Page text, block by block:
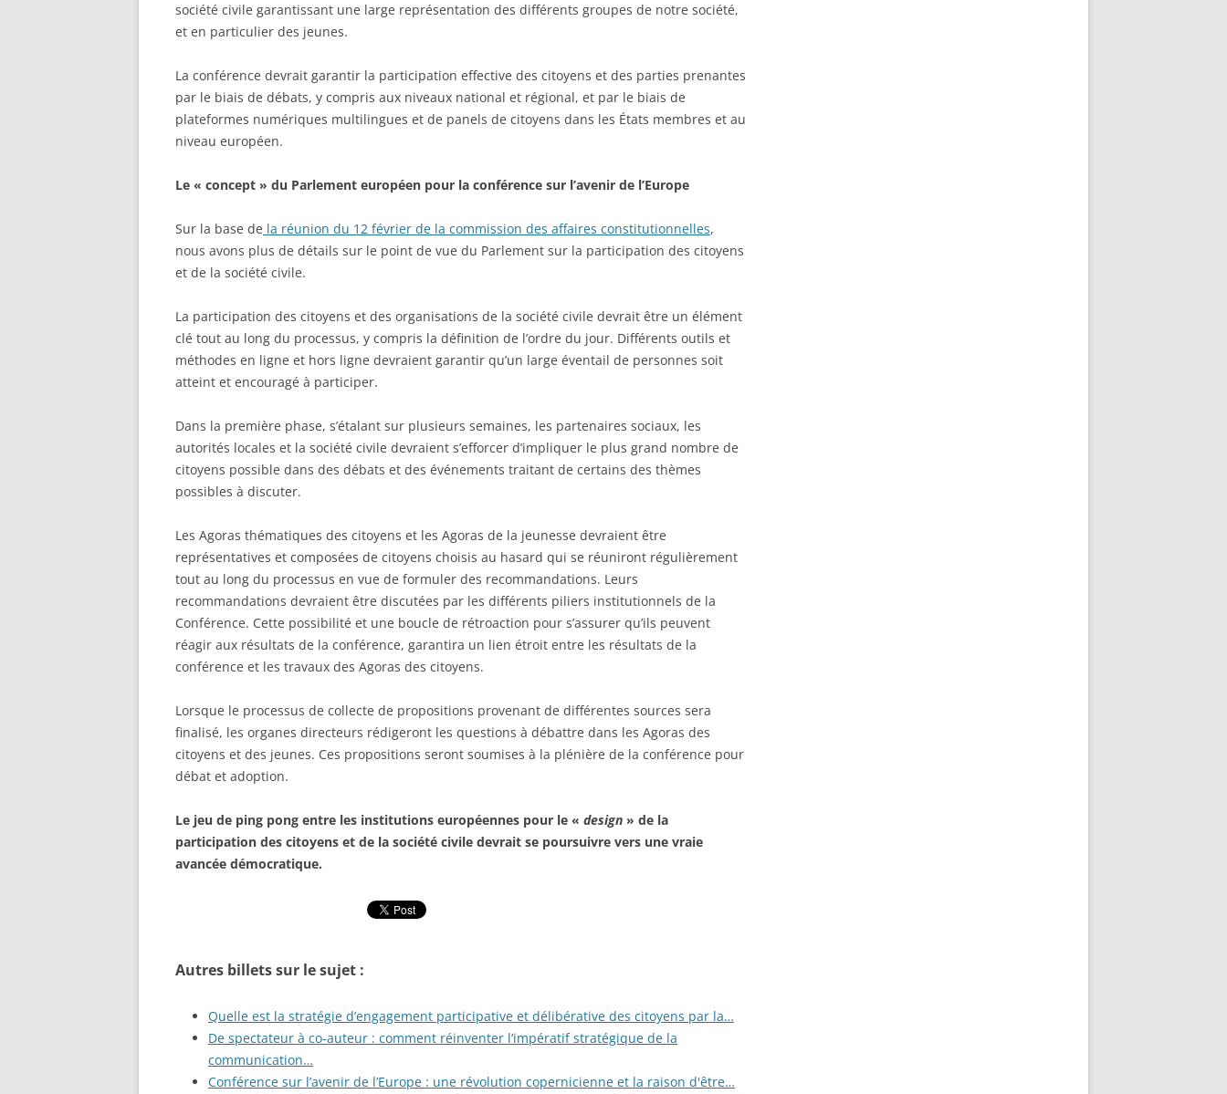
société civile garantissant une large représentation des différents groupes de notre société,
et en particulier des jeunes.
La conférence devrait garantir la participation effective des citoyens et des parties prenantes
par le biais de débats, y compris aux niveaux national et régional, et par le biais de
plateformes numériques multilingues et de panels de citoyens dans les États membres et au
niveau européen.
Le « concept » du Parlement européen pour la conférence sur l’avenir de l’Europe
Sur la base de la réunion du 12 février de la commission des affaires constitutionnelles,
nous avons plus de détails sur le point de vue du Parlement sur la participation des citoyens
et de la société civile.
La participation des citoyens et des organisations de la société civile devrait être un élément
clé tout au long du processus, y compris la définition de l’ordre du jour. Différents outils et
méthodes en ligne et hors ligne devraient garantir qu’un large éventail de personnes soit
atteint et encouragé à participer.
Dans la première phase, s’étalant sur plusieurs semaines, les partenaires sociaux, les
autorités locales et la société civile devraient s’efforcer d’impliquer le plus grand nombre de
citoyens possible dans des débats et des événements traitant de certains des thèmes
possibles à discuter.
Les Agoras thématiques des citoyens et les Agoras de la jeunesse devraient être
représentatives et composées de citoyens choisis au hasard qui se réuniront régulièrement
tout au long du processus en vue de formuler des recommandations. Leurs
recommandations devraient être discutées par les différents piliers institutionnels de la
Conférence. Cette possibilité et une boucle de rétroaction pour s’assurer qu’ils peuvent
réagir aux résultats de la conférence, garantira un lien étroit entre les résultats de la
conférence et les travaux des Agoras des citoyens.
Lorsque le processus de collecte de propositions provenant de différentes sources sera
finalisé, les organes directeurs rédigeront les questions à débattre dans les Agoras des
citoyens et des jeunes. Ces propositions seront soumises à la plénière de la conférence pour
débat et adoption.
Le jeu de ping pong entre les institutions européennes pour le « design » de la
participation des citoyens et de la société civile devrait se poursuivre vers une vraie
avancée démocratique.
Autres billets sur le sujet :
Quelle est la stratégie d’engagement participative et délibérative des citoyens par la…
De spectateur à co-auteur : comment réinventer l’impératif stratégique de la
communication…
Conférence sur l’avenir de l’Europe : une révolution copernicienne et la raison d'être…